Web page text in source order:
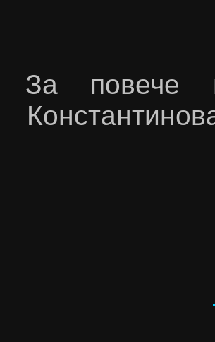
За повече